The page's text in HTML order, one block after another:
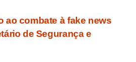
ao combate à fake news
de Segurança e